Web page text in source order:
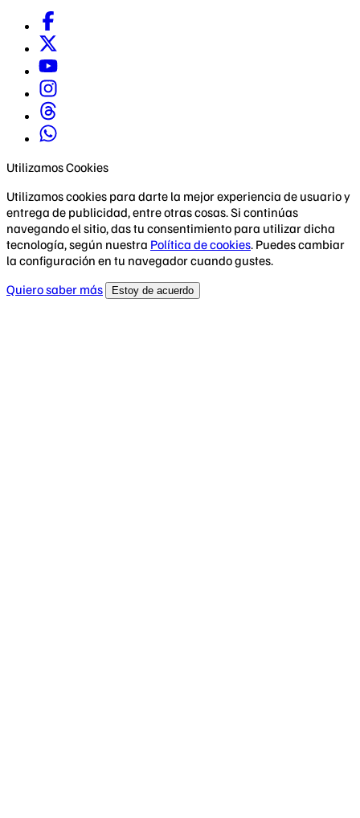
Utilizamos Cookies
Utilizamos cookies para darte la mejor experiencia de usuario y
entrega de publicidad, entre otras cosas. Si continúas
navegando el sitio, das tu consentimiento para utilizar dicha
tecnología, según nuestra Política de cookies. Puedes cambiar
la configuración en tu navegador cuando gustes.
Quiero saber más
Estoy de acuerdo